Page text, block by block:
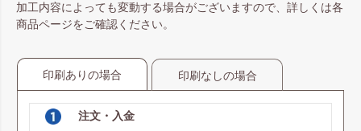
加工内容によっても変動する場合がございますので、詳しくは各
商品ページをご確認ください。
印刷ありの場合 印刷なしの場合
注文・入金